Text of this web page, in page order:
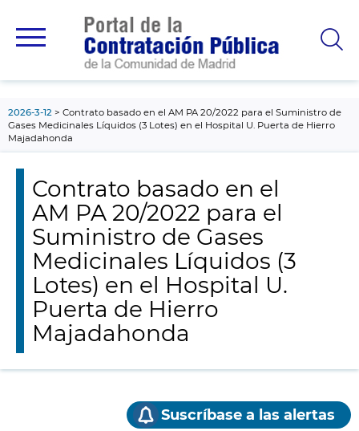
principal
2026-3-12
Contrato basado en el AM PA 20/2022 para el Suministro de
Gases Medicinales Líquidos (3 Lotes) en el Hospital U. Puerta de Hierro
Majadahonda
Contrato basado en el
AM PA 20/2022 para el
Suministro de Gases
Medicinales Líquidos (3
Lotes) en el Hospital U.
Puerta de Hierro
Majadahonda
Suscríbase a las alertas